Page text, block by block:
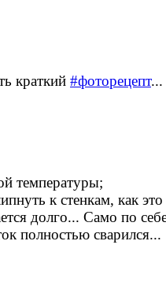
краткий #фоторецепт...
температуры;
к стенкам, как
долго... Само по
полностью сварился...